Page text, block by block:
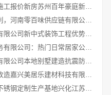
苏州本地全包家装施工报价新房苏州百年豪庭新材料有限公司
线下实体零食铺盈利，河南零百味供应链有限公司全域增收
江苏东钢金属家居有限公司新中式装饰工程优势解析
湖北省惠物电子商务有限公司：热门日常居家公司价格参考
重庆御墅建筑材料有限公司本地别墅建造抗震防风优惠
江苏东钢厂家全屋不锈钢定制生产基地兴化江苏东钢金属科技有限公司